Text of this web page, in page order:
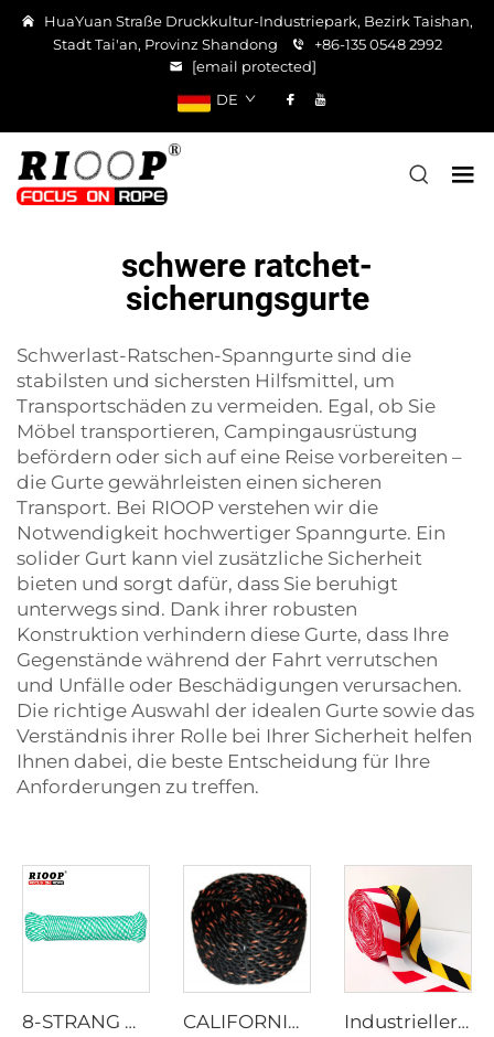
HuaYuan Straße Druckkultur-Industriepark, Bezirk Taishan,
Stadt Tai'an, Provinz Shandong
+86-135 0548 2992
[email protected]
DE
schwere ratchet-
sicherungsgurte
Schwerlast-Ratschen-Spanngurte sind die
stabilsten und sichersten Hilfsmittel, um
Transportschäden zu vermeiden. Egal, ob Sie
Möbel transportieren, Campingausrüstung
befördern oder sich auf eine Reise vorbereiten –
die Gurte gewährleisten einen sicheren
Transport. Bei RIOOP verstehen wir die
Notwendigkeit hochwertiger Spanngurte. Ein
solider Gurt kann viel zusätzliche Sicherheit
bieten und sorgt dafür, dass Sie beruhigt
unterwegs sind. Dank ihrer robusten
Konstruktion verhindern diese Gurte, dass Ihre
Gegenstände während der Fahrt verrutschen
und Unfälle oder Beschädigungen verursachen.
Die richtige Auswahl der idealen Gurte sowie das
Verständnis ihrer Rolle bei Ihrer Sicherheit helfen
Ihnen dabei, die beste Entscheidung für Ihre
Anforderungen zu treffen.
8-STRANG GEFLOCHTENES SEIL CALIFORNIA LASTWAGENSEIL Industrieller Gurtband